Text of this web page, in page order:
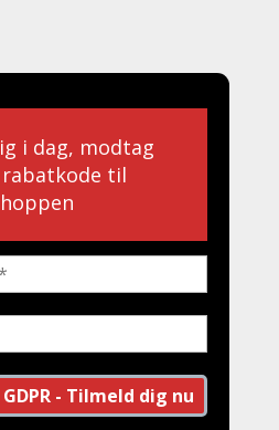
i dag, modtag
til